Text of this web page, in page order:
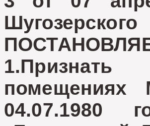
помещениях
04.07.1980